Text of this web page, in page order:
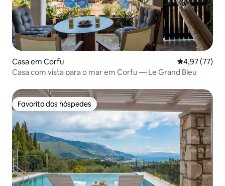
Casa em Corfu Classificação
4,97 (77)
Casa com vista para o mar em Corfu — Le Grand Bleu
Favorito dos hóspedes
Favorito dos hóspedes